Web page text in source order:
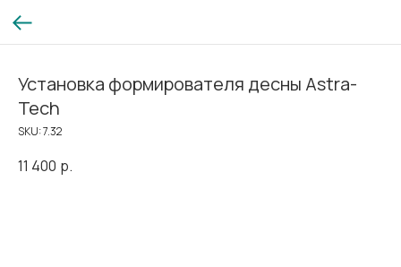
Установка формирователя десны Astra-
Tech
SKU:7.32
11 400 р.